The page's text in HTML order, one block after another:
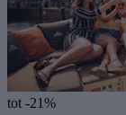
tot -21%